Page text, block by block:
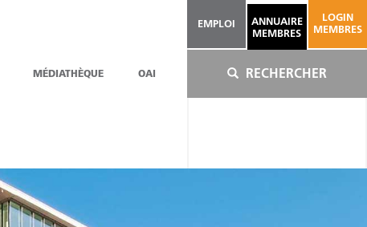
MÉDIATHÈQUE OAI
EMPLOI
ANNUAIRE
MEMBRES
LOGIN
MEMBRES
RECHERCHER